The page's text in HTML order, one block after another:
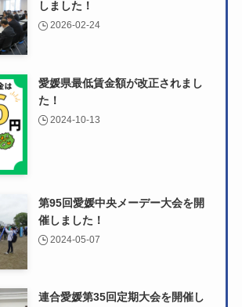
しました！
2026-02-24
愛媛県最低賃金額が改正されまし
た！
2024-10-13
第95回愛媛中央メーデー大会を開
催しました！
2024-05-07
連合愛媛第35回定期大会を開催し